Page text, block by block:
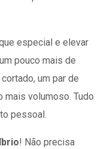
especial e elevar
pouco mais de
um par de
mais volumoso. Tudo
pessoal.
! Não precisa